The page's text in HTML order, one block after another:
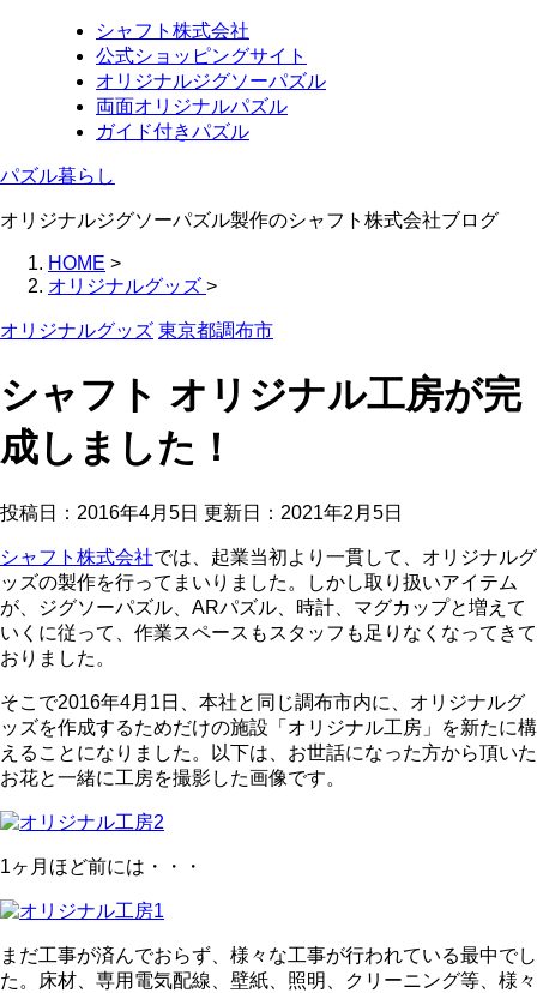
シャフト株式会社
公式ショッピングサイト
オリジナルジグソーパズル
両面オリジナルパズル
ガイド付きパズル
パズル暮らし
オリジナルジグソーパズル製作のシャフト株式会社ブログ
HOME >
オリジナルグッズ >
オリジナルグッズ 東京都調布市
シャフト オリジナル工房が完
成しました！
投稿日：2016年4月5日 更新日： 2021年2月5日
シャフト株式会社では、起業当初より一貫して、オリジナルグ
ッズの製作を行ってまいりました。しかし取り扱いアイテム
が、ジグソーパズル、ARパズル、時計、マグカップと増えて
いくに従って、作業スペースもスタッフも足りなくなってきて
おりました。
そこで2016年4月1日、本社と同じ調布市内に、オリジナルグ
ッズを作成するためだけの施設「オリジナル工房」を新たに構
えることになりました。以下は、お世話になった方から頂いた
お花と一緒に工房を撮影した画像です。
1ヶ月ほど前には・・・
まだ工事が済んでおらず、様々な工事が行われている最中でし
た。床材、専用電気配線、壁紙、照明、クリーニング等、様々